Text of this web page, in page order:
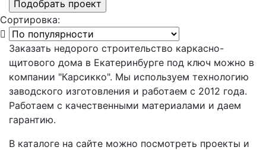
Сортировка:
Заказать недорого строительство каркасно-
щитового дома в Екатеринбурге под ключ можно в
компании "Карсикко". Мы используем технологию
заводского изготовления и работаем с 2012 года.
Работаем с качественными материалами и даем
гарантию.
В каталоге на сайте можно посмотреть проекты и